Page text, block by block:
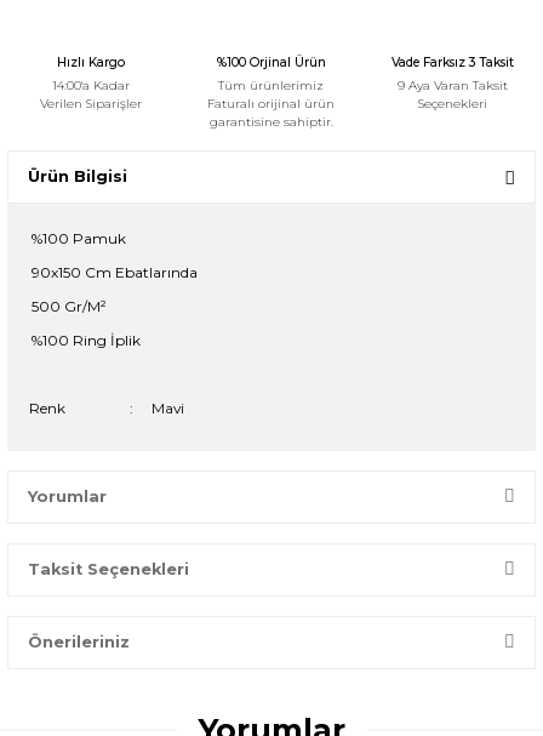
Hızlı Kargo
14:00'a Kadar
Verilen Siparişler
%100 Orjinal Ürün
Tüm ürünlerimiz
Faturalı orijinal ürün
garantisine sahiptir.
Vade Farksız 3 Taksit
9 Aya Varan Taksit
Seçenekleri
Ürün Bilgisi
%100 Pamuk
90x150 Cm Ebatlarında
500 Gr/M²
%100 Ring İplik
Renk : Mavi
Yorumlar
Taksit Seçenekleri
Önerileriniz
konularda yetersiz gördüğünüz noktaları öneri formunu